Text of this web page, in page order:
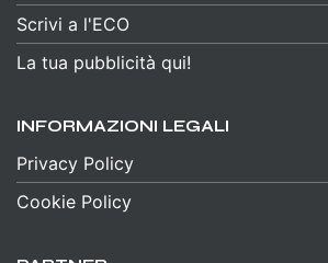
Scrivi a l'ECO
La tua pubblicità qui!
INFORMAZIONI LEGALI
Privacy Policy
Cookie Policy